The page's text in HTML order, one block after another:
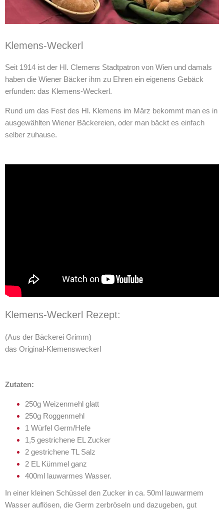
Klemens-Weckerl
Seit 1914 ist der Hl. Clemens Stadtpatron von Wien und damals
haben die Wiener Bäcker ihm zu Ehren ein eigenens Gebäck
erfunden: das Klemens-Weckerl.
Rund um das Fest des Hl. Klemens im März bekommt man es in
ausgewählten Wiener Bäckereien, oder man bäckt es einfach
selber zuhause.
Klemens-Weckerl Rezept:
(Aus der Bäckerei Grimm)
das Original-Klemensweckerl
Zutaten:
250g Weizenmehl glatt
250g Roggenmehl
1 Würfel Germ/Hefe
1,5 gestrichene EL Zucker
2 gestrichene TL Salz
2 EL Kümmel ganz
400ml lauwarmes Wasser.
In einer kleinen Schüssel den Zucker in ca. 50ml lauwarmem
Wasser auflösen, die Germ zerbröseln und dazugeben, gut